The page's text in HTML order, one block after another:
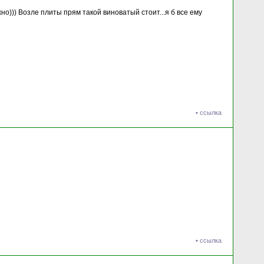
Возле плиты прям такой виноватый стоит...я б все ему
• ссылка
• ссылка